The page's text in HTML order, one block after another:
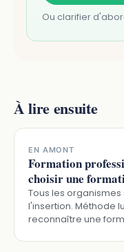
Ou clarifier
À lire ensuite
EN AMONT
Formation
choisir une
Tous les
l'insertion. Méthode
reconnaître une